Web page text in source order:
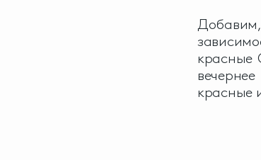
красные
красные